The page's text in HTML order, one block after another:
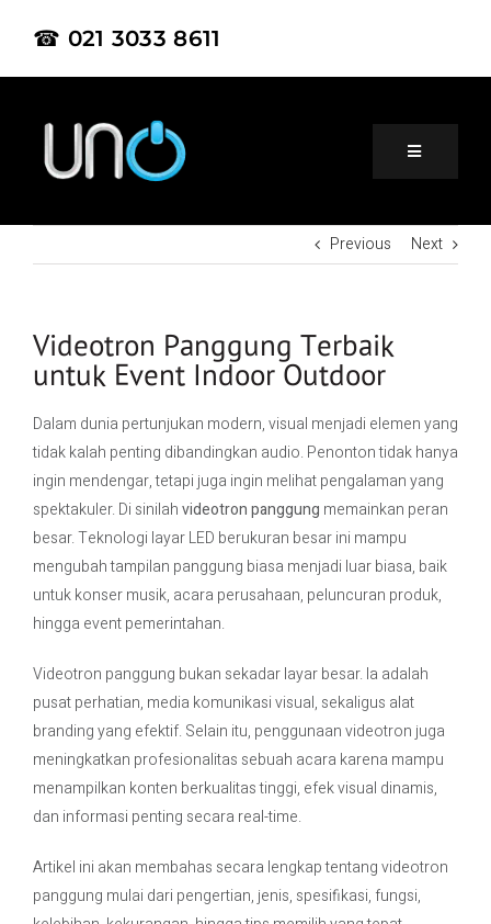
☎ 021 3033 8611
Home
Project
Contact Us
Previous Next
Videotron Panggung Terbaik
untuk Event Indoor Outdoor
Dalam dunia pertunjukan modern, visual menjadi elemen yang
tidak kalah penting dibandingkan audio. Penonton tidak hanya
ingin mendengar, tetapi juga ingin melihat pengalaman yang
spektakuler. Di sinilahvideotron panggung memainkan peran
besar. Teknologi layar LED berukuran besar ini mampu
mengubah tampilan panggung biasa menjadi luar biasa, baik
untuk konser musik, acara perusahaan, peluncuran produk,
hingga event pemerintahan.
Videotron panggung bukan sekadar layar besar. Ia adalah
pusat perhatian, media komunikasi visual, sekaligus alat
branding yang efektif. Selain itu, penggunaan videotron juga
meningkatkan profesionalitas sebuah acara karena mampu
menampilkan konten berkualitas tinggi, efek visual dinamis,
dan informasi penting secara real-time.
Artikel ini akan membahas secara lengkap tentang videotron
panggung mulai dari pengertian, jenis, spesifikasi, fungsi,